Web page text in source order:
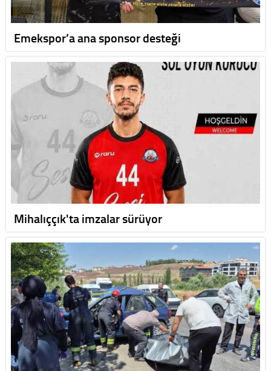
Emekspor’a ana sponsor desteği
Mihalıççık'ta imzalar sürüyor